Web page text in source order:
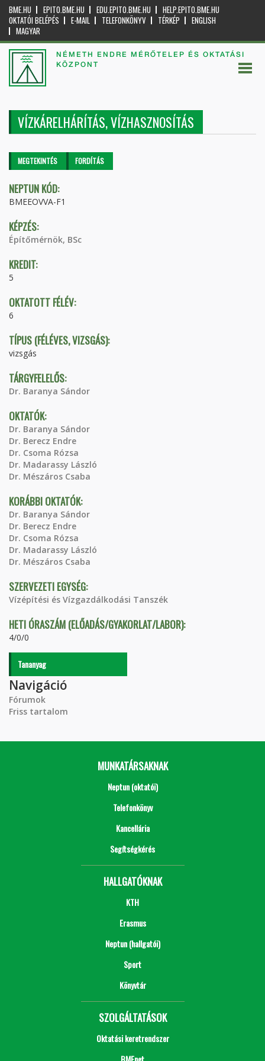
BME.HU EPITO.BME.HU EDU.EPITO.BME.HU
HELP.EPITO.BME.HU
OKTATÓI BELÉPÉS
E-MAIL TELEFONKÖNYV TÉRKÉP
ENGLISH
MAGYAR
NÉMETH ENDRE MÉRŐTELEP ÉS OKTATÁSI
KÖZPONT
VÍZKÁRELHÁRÍTÁS, VÍZHASZNOSÍTÁS
Elsődleges fülek
MEGTEKINTÉS (AKTÍVFORDÍTÁS
NEPTUN KÓD:
BMEEOVVA-F1
KÉPZÉS:
Építőmérnök, BSc
KREDIT:
5
OKTATOTT FÉLÉV:
6
TÍPUS (FÉLÉVES, VIZSGÁS):
vizsgás
TÁRGYFELELŐS:
Dr. Baranya Sándor
OKTATÓK:
Dr. Baranya Sándor
Dr. Berecz Endre
Dr. Csoma Rózsa
Dr. Madarassy László
Dr. Mészáros Csaba
KORÁBBI OKTATÓK:
Dr. Baranya Sándor
Dr. Berecz Endre
Dr. Csoma Rózsa
Dr. Madarassy László
Dr. Mészáros Csaba
SZERVEZETI EGYSÉG:
Vízépítési és Vízgazdálkodási Tanszék
HETI ÓRASZÁM (ELŐADÁS/GYAKORLAT/LABOR):
4/0/0
Tananyag
Navigáció
Fórumok
Friss tartalom
MUNKATÁRSAKNAK
Neptun (oktatói)
Telefonkönyv
Kancellária
Segítségkérés
HALLGATÓKNAK
KTH
Erasmus
Neptun (hallgatói)
Sport
Könyvtár
SZOLGÁLTATÁSOK
Oktatási keretrendszer